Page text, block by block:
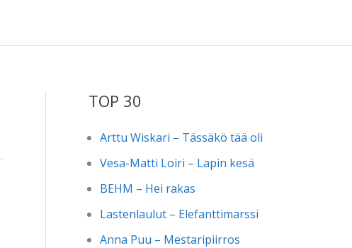
TOP 30
Arttu Wiskari – Tässäkö tää oli
Vesa-Matti Loiri – Lapin kesä
BEHM – Hei rakas
Lastenlaulut – Elefanttimarssi
Anna Puu – Mestaripiirros